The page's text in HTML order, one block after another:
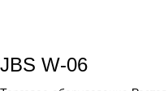
JBS W-06